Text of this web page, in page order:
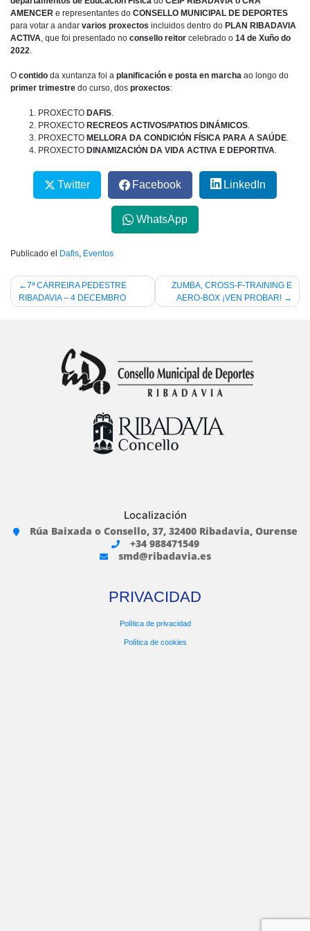
AMENCER e representantes do CONSELLO MUNICIPAL DE DEPORTES
para votar a andar varios proxectos incluidos dentro do PLAN RIBADAVIA
ACTIVA, que foi presentado no consello reitor celebrado o 14 de Xuño do
2022.
O contido da xuntanza foi a planificación e posta en marcha ao longo do
primer trimestre do curso, dos proxectos:
PROXECTO DAFIS.
PROXECTO RECREOS ACTIVOS/PATIOS DINÁMICOS.
PROXECTO MELLORA DA CONDICIÓN FÍSICA PARA A SAÚDE.
PROXECTO DINAMIZACIÓN DA VIDA ACTIVA E DEPORTIVA.
Twitter Facebook LinkedIn
WhatsApp
Publicado el Dafis, Eventos
Navegación
de
7ª CARREIRA PEDESTRE
RIBADAVIA – 4 DECEMBRO
ZUMBA, CROSS-F-TRAINING E
AERO-BOX ¡VEN PROBAR!
Localización
Rúa Baixada o Consello, 37, 32400 Ribadavia, Ourense
+34 988471549
smd@ribadavia.es
PRIVACIDAD
Política de privacidad
Política de cookies